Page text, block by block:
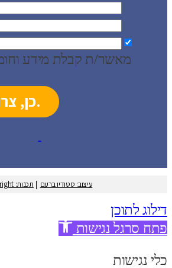
מאשר/ת קבלת מידע
עיצוב: סטודיו ברעם | תכנות: Outright
דילוג לתוכן
פתח סרגל נגישות
כלי נגישות